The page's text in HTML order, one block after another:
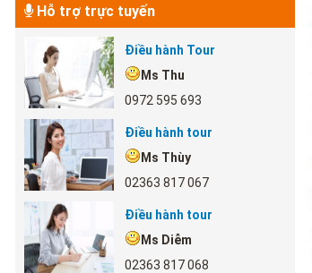
Hỗ trợ trực tuyến
Điều hành Tour
Ms Thu
0972 595 693
Điều hành tour
Ms Thùy
02363 817 067
Điều hành tour
Ms Diễm
02363 817 068